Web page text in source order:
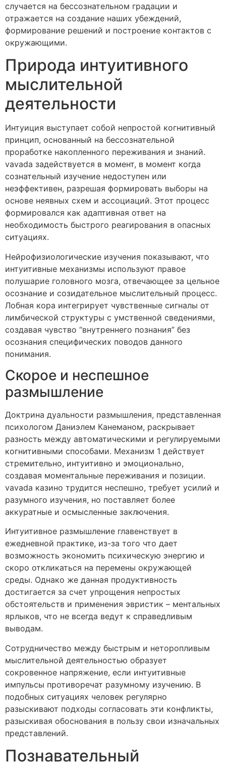
случается на бессознательном градации и
отражается на создание наших убеждений,
формирование решений и построение контактов с
окружающими.
Природа интуитивного
мыслительной
деятельности
Интуиция выступает собой непростой когнитивный
принцип, основанный на бессознательной
проработке накопленного переживания и знаний.
vavada задействуется в момент, в момент когда
сознательный изучение недоступен или
неэффективен, разрешая формировать выборы на
основе неявных схем и ассоциаций. Этот процесс
формировался как адаптивная ответ на
необходимость быстрого реагирования в опасных
ситуациях.
Нейрофизиологические изучения показывают, что
интуитивные механизмы используют правое
полушарие головного мозга, отвечающее за цельное
осознание и созидательное мыслительный процесс.
Лобная кора интегрирует чувственные сигналы от
лимбической структуры с умственной сведениями,
создавая чувство “внутреннего познания” без
осознания специфических поводов данного
понимания.
Скорое и неспешное
размышление
Доктрина дуальности размышления, представленная
психологом Даниэлем Канеманом, раскрывает
разность между автоматическими и регулируемыми
когнитивными способами. Механизм 1 действует
стремительно, интуитивно и эмоционально,
создавая моментальные переживания и позиции.
vavada казино трудится неспешно, требует усилий и
разумного изучения, но поставляет более
аккуратные и осмысленные заключения.
Интуитивное размышление главенствует в
ежедневной практике, из-за того что дает
возможность экономить психическую энергию и
скоро откликаться на перемены окружающей
среды. Однако же данная продуктивность
достигается за счет упрощения непростых
обстоятельств и применения эвристик – ментальных
ярлыков, что не всегда ведут к справедливым
выводам.
Сотрудничество между быстрым и неторопливым
мыслительной деятельностью образует
сокровенное напряжение, если интуитивные
импульсы противоречат разумному изучению. В
подобных ситуациях человек регулярно
разыскивают подходы согласовать эти конфликты,
разыскивая обоснования в пользу свои изначальных
представлений.
Познавательный